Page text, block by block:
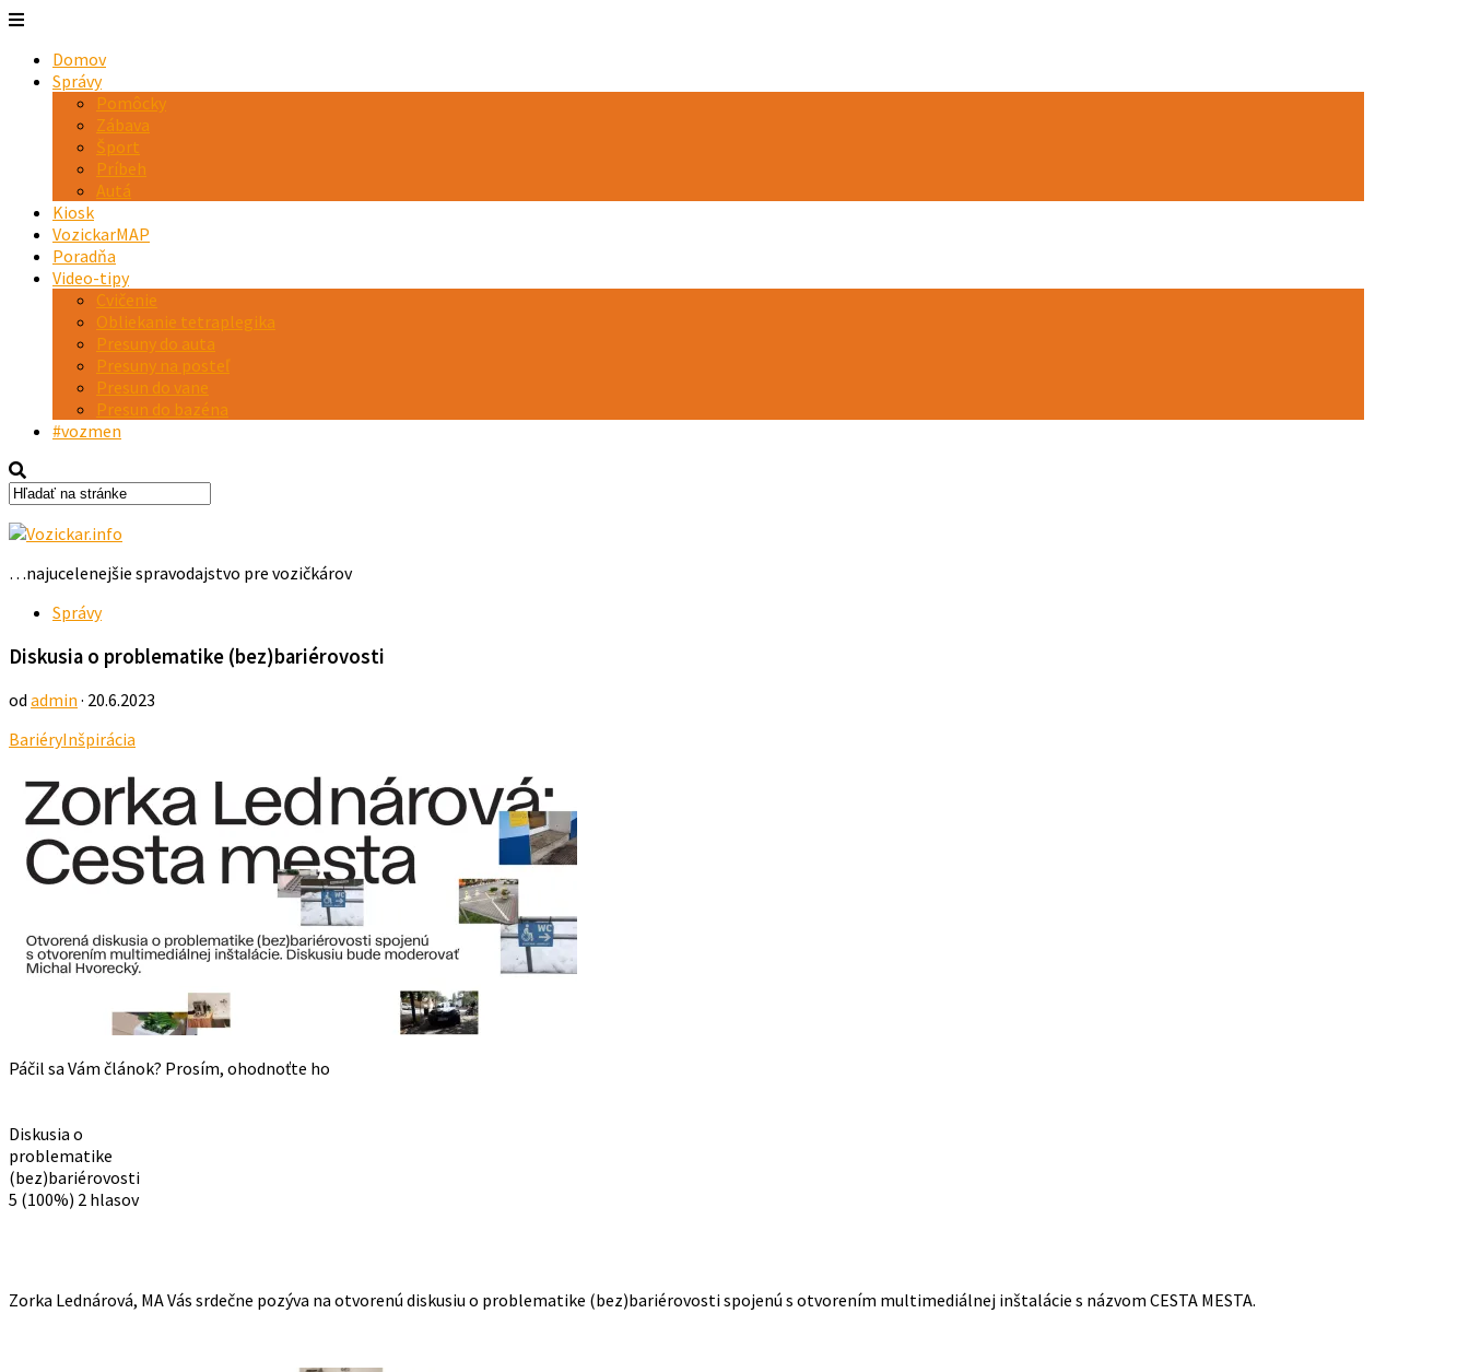
Domov
Správy
Pomôcky
Zábava
Šport
Príbeh
Autá
Kiosk
VozickarMAP
Poradňa
Video-tipy
Cvičenie
Obliekanie tetraplegika
Presuny do auta
Presuny na posteľ
Presun do vane
Presun do bazéna
#vozmen
…najucelenejšie spravodajstvo pre vozičkárov
Správy
Diskusia o problematike (bez)bariérovosti
od admin · 20.6.2023
BariéryInšpirácia
Páčil sa Vám článok? Prosím, ohodnoťte ho
Diskusia o
problematike
(bez)bariérovosti
5 (100%) 2 hlasov
Zorka Lednárová, MA Vás srdečne pozýva na otvorenú diskusiu o problematike (bez)bariérovosti spojenú s otvorením multimediálnej inštalácie s názvom CESTA MESTA.